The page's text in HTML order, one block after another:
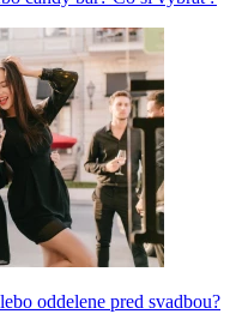
oddelene pred svadbou?